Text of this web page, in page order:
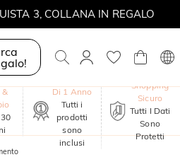
3, COLLANA IN REGALO
&
Di 1 Anno
Tutti i
prodotti
sono
inclusi
Shopping
Sicuro
Tutti I Dati
Sono
Protetti